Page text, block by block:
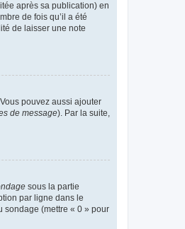
après sa publication) en
de fois qu’il a été
de laisser une note
pouvez aussi ajouter
de message). Par la suite,
sous la partie
par ligne dans le
sondage (mettre « 0 » pour